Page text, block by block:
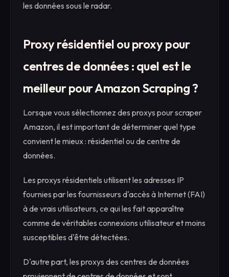
les données sous le radar.
Proxy résidentiel ou proxy pour
centres de données : quel est le
meilleur pour Amazon Scraping ?
Lorsque vous sélectionnez des proxys pour scraper
Amazon, il est important de déterminer quel type
convient le mieux : résidentiel ou de centre de
données.
Les proxys résidentiels utilisent les adresses IP
fournies par les fournisseurs d'accès à Internet (FAI)
à de vrais utilisateurs, ce qui les fait apparaître
comme de véritables connexions utilisateur et moins
susceptibles d'être détectées.
D'autre part, les proxys des centres de données